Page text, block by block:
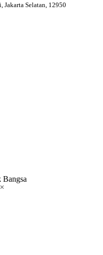
Jakarta Selatan, 12950